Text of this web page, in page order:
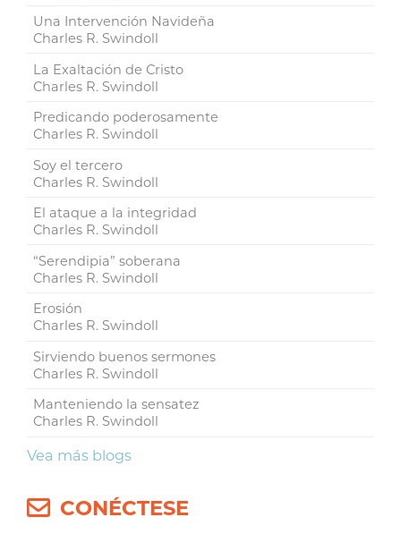
Una Intervención Navideña
Charles R. Swindoll
La Exaltación de Cristo
Charles R. Swindoll
Predicando poderosamente
Charles R. Swindoll
Soy el tercero
Charles R. Swindoll
El ataque a la integridad
Charles R. Swindoll
“Serendipia” soberana
Charles R. Swindoll
Erosión
Charles R. Swindoll
Sirviendo buenos sermones
Charles R. Swindoll
Manteniendo la sensatez
Charles R. Swindoll
Vea más blogs
CONÉCTESE